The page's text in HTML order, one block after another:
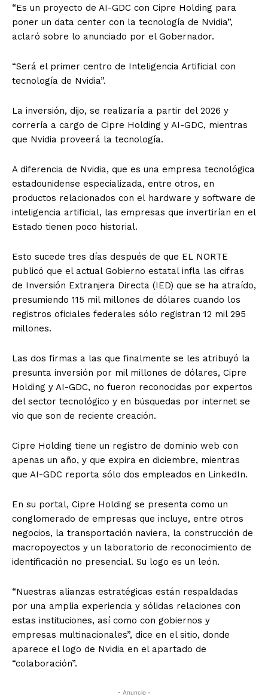
“Es un proyecto de AI-GDC con Cipre Holding para
poner un data center con la tecnología de Nvidia”,
aclaró sobre lo anunciado por el Gobernador.
“Será el primer centro de Inteligencia Artificial con
tecnología de Nvidia”.
La inversión, dijo, se realizaría a partir del 2026 y
correría a cargo de Cipre Holding y AI-GDC, mientras
que Nvidia proveerá la tecnología.
A diferencia de Nvidia, que es una empresa tecnológica
estadounidense especializada, entre otros, en
productos relacionados con el hardware y software de
inteligencia artificial, las empresas que invertirían en el
Estado tienen poco historial.
Esto sucede tres días después de que EL NORTE
publicó que el actual Gobierno estatal infla las cifras
de Inversión Extranjera Directa (IED) que se ha atraído,
presumiendo 115 mil millones de dólares cuando los
registros oficiales federales sólo registran 12 mil 295
millones.
Las dos firmas a las que finalmente se les atribuyó la
presunta inversión por mil millones de dólares, Cipre
Holding y AI-GDC, no fueron reconocidas por expertos
del sector tecnológico y en búsquedas por internet se
vio que son de reciente creación.
Cipre Holding tiene un registro de dominio web con
apenas un año, y que expira en diciembre, mientras
que AI-GDC reporta sólo dos empleados en LinkedIn.
En su portal, Cipre Holding se presenta como un
conglomerado de empresas que incluye, entre otros
negocios, la transportación naviera, la construcción de
macropoyectos y un laboratorio de reconocimiento de
identificación no presencial. Su logo es un león.
“Nuestras alianzas estratégicas están respaldadas
por una amplia experiencia y sólidas relaciones con
estas instituciones, así como con gobiernos y
empresas multinacionales”, dice en el sitio, donde
aparece el logo de Nvidia en el apartado de
“colaboración”.
- Anuncio -